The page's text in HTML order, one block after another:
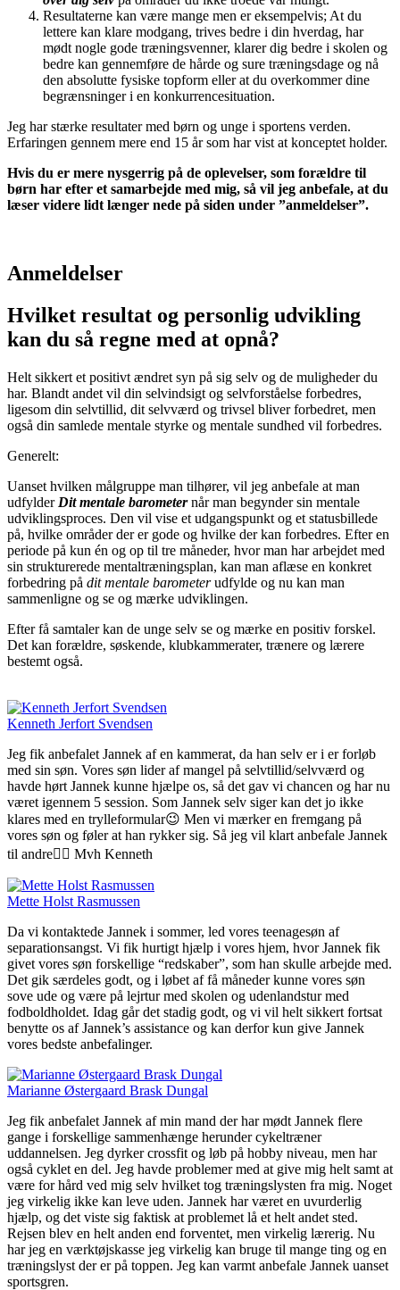
Resultaterne kan være mange men er eksempelvis; At du
lettere kan klare modgang, trives bedre i din hverdag, har
mødt nogle gode træningsvenner, klarer dig bedre i skolen og
bedre kan gennemføre de hårde og sure træningsdage og nå
den absolutte fysiske topform eller at du overkommer dine
begrænsninger i en konkurrencesituation.
Jeg har stærke resultater med børn og unge i sportens verden.
Erfaringen gennem mere end 15 år som har vist at konceptet holder.
Hvis du er mere nysgerrig på de oplevelser, som forældre til
børn har efter et samarbejde med mig, så vil jeg anbefale, at du
læser videre lidt længer nede på siden under ”anmeldelser”.
Anmeldelser
Hvilket resultat og personlig udvikling
kan du så regne med at opnå?
Helt sikkert et positivt ændret syn på sig selv og de muligheder du
har. Blandt andet vil din selvindsigt og selvforståelse forbedres,
ligesom din selvtillid, dit selvværd og trivsel bliver forbedret, men
også din samlede mentale styrke og mentale sundhed vil forbedres.
Generelt:
Uanset hvilken målgruppe man tilhører, vil jeg anbefale at man
udfylder Dit mentale barometernår man begynder sin mentale
udviklingsproces. Den vil vise et udgangspunkt og et statusbillede
på, hvilke områder der er gode og hvilke der kan forbedres. Efter en
periode på kun én og op til tre måneder, hvor man har arbejdet med
sin strukturerede mentaltræningsplan, kan man aflæse en konkret
forbedring på dit mentale barometerudfylde og nu kan man
sammenligne og se og mærke udviklingen.
Efter få samtaler kan de unge selv se og mærke en positiv forskel.
Det kan forældre, søskende, klubkammerater, trænere og lærere
bestemt også.
Kenneth Jerfort Svendsen
Jeg fik anbefalet Jannek af en kammerat, da han selv er i er forløb
med sin søn. Vores søn lider af mangel på selvtillid/selvværd og
havde hørt Jannek kunne hjælpe os, så det gav vi chancen og har nu
været igennem 5 session. Som Jannek selv siger kan det jo ikke
klares med en trylleformular😉 Men vi mærker en fremgang på
vores søn og føler at han rykker sig. Så jeg vil klart anbefale Jannek
til andre👍🏼 Mvh Kenneth
Mette Holst Rasmussen
Da vi kontaktede Jannek i sommer, led vores teenagesøn af
separationsangst. Vi fik hurtigt hjælp i vores hjem, hvor Jannek fik
givet vores søn forskellige “redskaber”, som han skulle arbejde med.
Det gik særdeles godt, og i løbet af få måneder kunne vores søn
sove ude og være på lejrtur med skolen og udenlandstur med
fodboldholdet. Idag går det stadig godt, og vi vil helt sikkert fortsat
benytte os af Jannek’s assistance og kan derfor kun give Jannek
vores bedste anbefalinger.
Marianne Østergaard Brask Dungal
Jeg fik anbefalet Jannek af min mand der har mødt Jannek flere
gange i forskellige sammenhænge herunder cykeltræner
uddannelsen. Jeg dyrker crossfit og løb på hobby niveau, men har
også cyklet en del. Jeg havde problemer med at give mig helt samt at
være for hård ved mig selv hvilket tog træningslysten fra mig. Noget
jeg virkelig ikke kan leve uden. Jannek har været en uvurderlig
hjælp, og det viste sig faktisk at problemet lå et helt andet sted.
Rejsen blev en helt anden end forventet, men virkelig lærerig. Nu
har jeg en værktøjskasse jeg virkelig kan bruge til mange ting og en
træningslyst der er på toppen. Jeg kan varmt anbefale Jannek uanset
sportsgren.